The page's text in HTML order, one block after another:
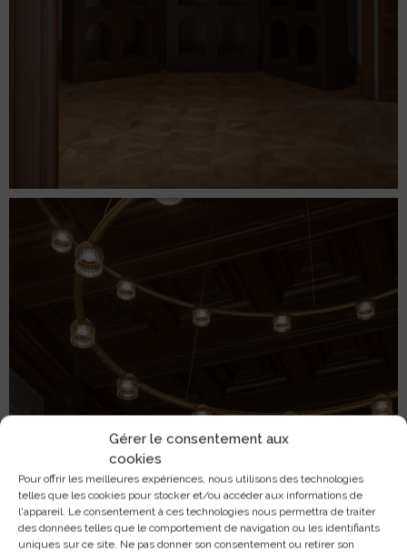
Gérer le consentement aux
cookies
Pour offrir les meilleures expériences, nous utilisons des technologies
telles que les cookies pour stocker et/ou accéder aux informations de
l'appareil. Le consentement à ces technologies nous permettra de traiter
des données telles que le comportement de navigation ou les identifiants
uniques sur ce site. Ne pas donner son consentement ou retirer son